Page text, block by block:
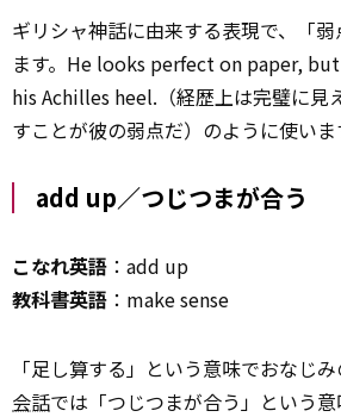
ギリシャ神話に由来する表現で、「
ます。He looks perfect on paper,
his Achilles heel.（経歴上は完璧に見
すことが彼の弱点だ）のように使いま
add up／つじつまが合う
こなれ英語 ：add up
教科書英語 ：make sense
「足し算する」という意味でおなじ
会話では「つじつまが合う」という意